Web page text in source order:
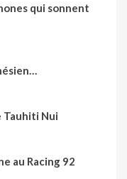
qui sonnent
Tauhiti Nui
au Racing 92